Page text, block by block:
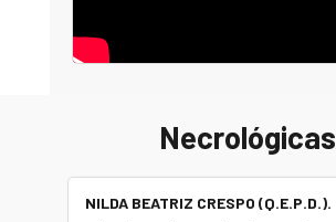
Necrológicas
NILDA BEATRIZ CRESPO (Q.E.P.D.).